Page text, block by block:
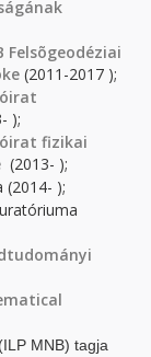
Felsõgeodéziai
(2011-2017 );
);
fizikai
(2013- );
(2014- );
(ILP MNB) tagja